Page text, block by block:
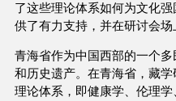
了这些理论体系如何为文化
供了有力支持，并在研讨会场
青海省作为中国西部的一个
和历史遗产。在青海省，藏
理论体系，即健康学、伦理